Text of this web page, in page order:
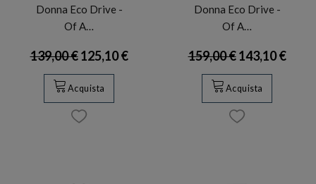
Donna Eco Drive -
Of A…
139,00 €125,10 €
Acquista
Donna Eco Drive -
Of A…
159,00 €143,10 €
Acquista